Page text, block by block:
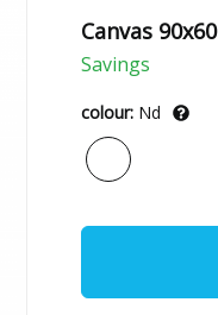
Canvas 90x60
Savings
colour: Nd